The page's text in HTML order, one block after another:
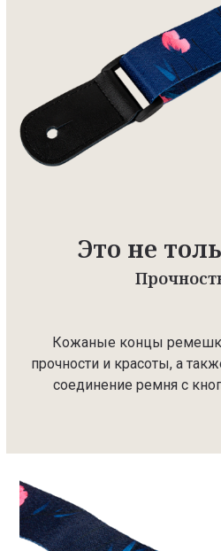
Это не
Кожаные концы
прочности и красоты, а
соединение ремня с